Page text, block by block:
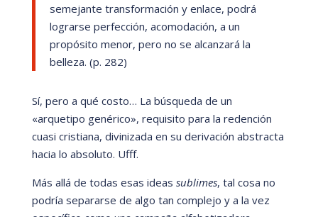
semejante transformación y enlace, podrá
lograrse perfección, acomodación, a un
propósito menor, pero no se alcanzará la
belleza. (p. 282)
Sí, pero a qué costo… La búsqueda de un
«arquetipo genérico», requisito para la redención
cuasi cristiana, divinizada en su derivación abstracta
hacia lo absoluto. Ufff.
Más allá de todas esas ideas sublimes, tal cosa no
podría separarse de algo tan complejo y a la vez